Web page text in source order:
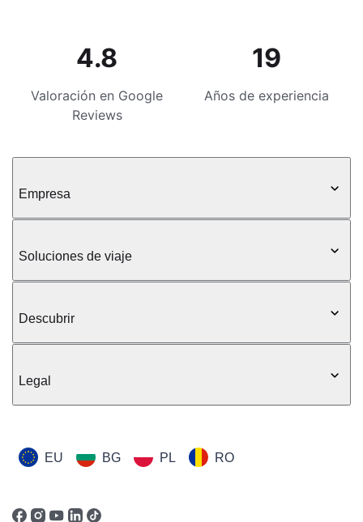
4.8
Valoración en Google
Reviews
19
Años de experiencia
Empresa
Soluciones de viaje
Descubrir
Legal
EU BG PL RO